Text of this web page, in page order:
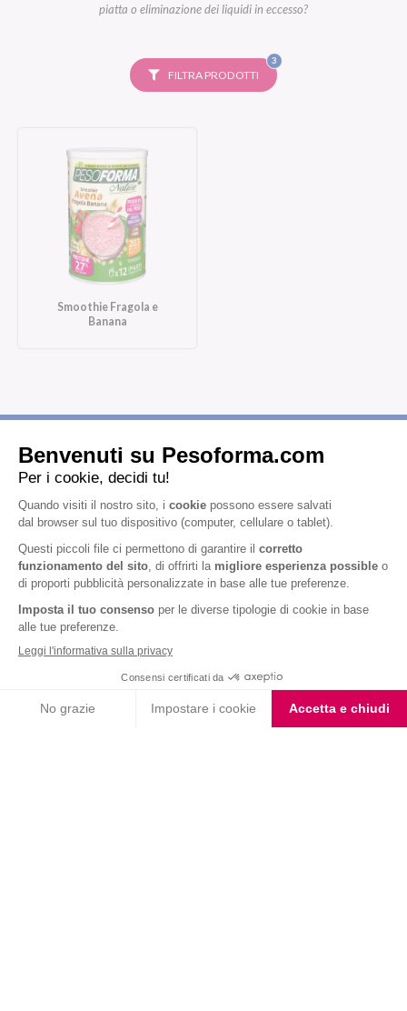
piatta o eliminazione dei liquidi in eccesso?
FILTRA PRODOTTI
3FILTRI
SELEZIONATI
Smoothie Fragola e
Banana
Iscriviti alla newsletter
informativa privacy
, acconsento all'iscrizione alla newsletter
periodica di Nutrition et Santé
Nutrition & Sante' Italia Spa